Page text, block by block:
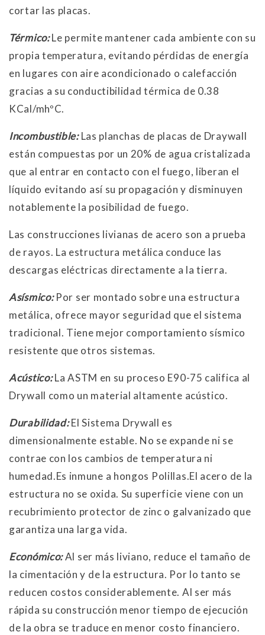
cortar las placas.
Térmico:Le permite mantener cada ambiente con su
propia temperatura, evitando pérdidas de energía
en lugares con aire acondicionado o calefacción
gracias a su conductibilidad térmica de 0.38
KCal/mhºC.
Incombustible:Las planchas de placas de Draywall
están compuestas por un 20% de agua cristalizada
que al entrar en contacto con el fuego, liberan el
líquido evitando así su propagación y disminuyen
notablemente la posibilidad de fuego.
Las construcciones livianas de acero son a prueba
de rayos. La estructura metálica conduce las
descargas eléctricas directamente a la tierra.
Asísmico:Por ser montado sobre una estructura
metálica, ofrece mayor seguridad que el sistema
tradicional. Tiene mejor comportamiento sísmico
resistente que otros sistemas.
Acústico:La ASTM en su proceso E90-75 califica al
Drywall como un material altamente acústico.
Durabilidad:El Sistema Drywall es
dimensionalmente estable. No se expande ni se
contrae con los cambios de temperatura ni
humedad.Es inmune a hongos Polillas.El acero de la
estructura no se oxida. Su superficie viene con un
recubrimiento protector de zinc o galvanizado que
garantiza una larga vida.
Económico:Al ser más liviano, reduce el tamaño de
la cimentación y de la estructura. Por lo tanto se
reducen costos considerablemente. Al ser más
rápida su construcción menor tiempo de ejecución
de la obra se traduce en menor costo financiero.